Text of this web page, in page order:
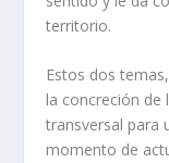
territorio.
Estos dos
la concreción de
transversal para
momento de